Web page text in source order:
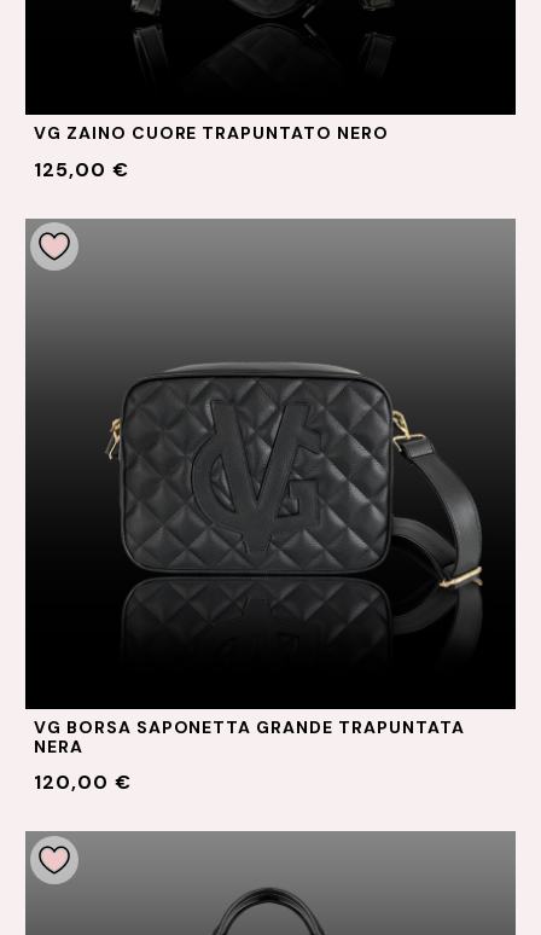
VG ZAINO CUORE TRAPUNTATO NERO
125,00 €
VG BORSA SAPONETTA GRANDE TRAPUNTATA
NERA
120,00 €